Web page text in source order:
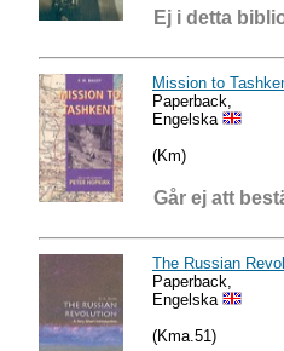
Ej i detta
Mission to
Paperback,
Engelska
(Km)
Går ej att
The Russian
Paperback,
Engelska
(Kma.51)